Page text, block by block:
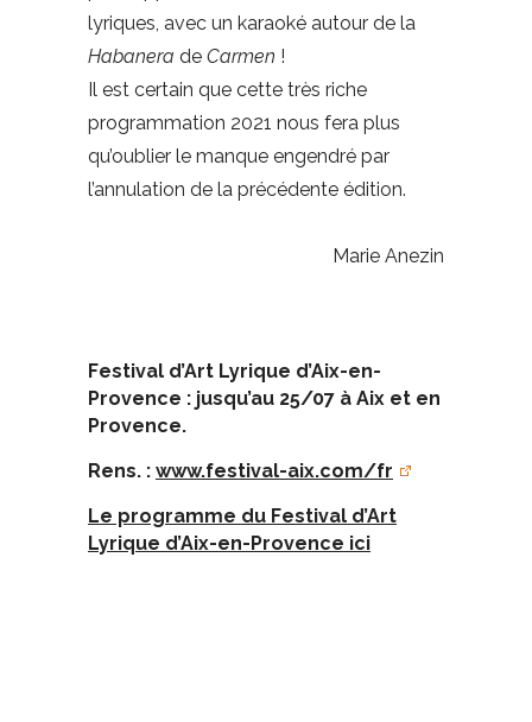
lyriques, avec un karaoké autour de la
Habanera de Carmen !
Il est certain que cette très riche
programmation 2021 nous fera plus
qu’oublier le manque engendré par
l’annulation de la précédente édition.
Marie Anezin
Festival d’Art Lyrique d’Aix-en-
Provence : jusqu’au 25/07 à Aix et en
Provence.
Rens. : www.festival-aix.com/fr
Le programme du Festival d’Art
Lyrique d’Aix-en-Provence ici